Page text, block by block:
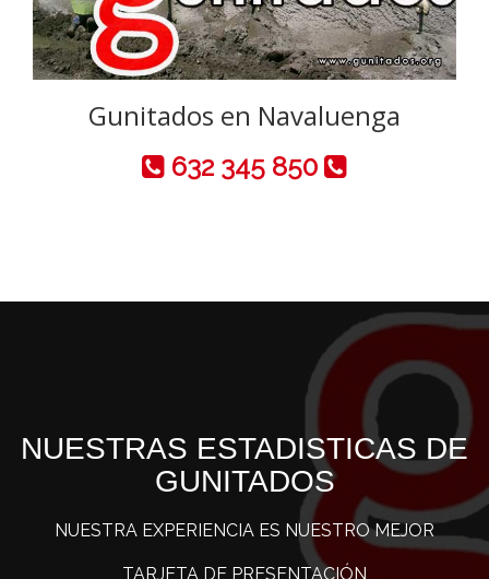
Gunitados en Navaluenga
632 345 850
NUESTRAS ESTADISTICAS DE
GUNITADOS
NUESTRA EXPERIENCIA ES NUESTRO MEJOR
TARJETA DE PRESENTACIÓN